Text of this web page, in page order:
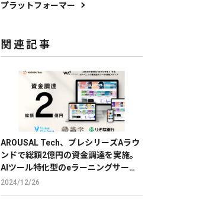
プラットフォーマー
関連記事
AROUSAL Tech、プレシリーズAラウ
ンドで総額2億円の資金調達を実施。
AIツール特化型のeラーニングサービ
スで、DXを推進。
2024/12/26